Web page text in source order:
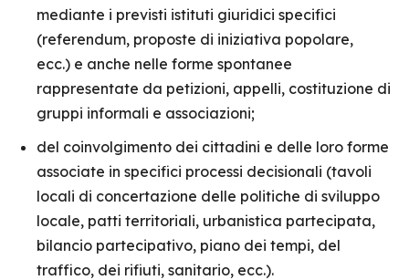
mediante i previsti istituti giuridici specifici
(referendum, proposte di iniziativa popolare,
ecc.) e anche nelle forme spontanee
rappresentate da petizioni, appelli, costituzione di
gruppi informali e associazioni;
del coinvolgimento dei cittadini e delle loro forme
associate in specifici processi decisionali (tavoli
locali di concertazione delle politiche di sviluppo
locale, patti territoriali, urbanistica partecipata,
bilancio partecipativo, piano dei tempi, del
traffico, dei rifiuti, sanitario, ecc.).